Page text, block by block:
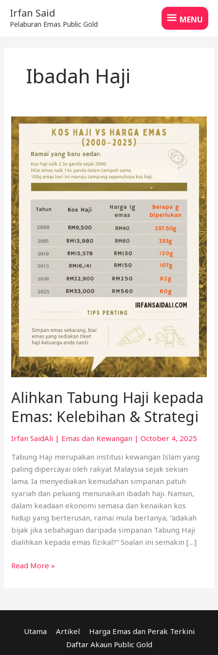
content
Irfan Said
Pelaburan Emas Public Gold
MENU
MENU
Ibadah Haji
Alihkan Tabung Haji kepada
Emas: Kelebihan & Strategi
Irfan SaidAli | Emas dan Kewangan |October 4, 2025
Tabung Haji merupakan institusi kewangan Islam yang
paling dipercayai oleh rakyat Malaysia sejak sekian
lama. Ia menyediakan kemudahan simpanan patuh
syariah dan peluang menunaikan ibadah haji. Namun,
dalam keadaan ekonomi semasa dan kenaikan kos
hidup yang berterusan, ramai mula bertanya, “adakah
bijak jika sebahagian daripada simpanan Tabung Haji
dialihkan kepada emas fizikal?” Soalan ini semakin […]
Alihkan
Tabung
Haji
kepada
Emas:
Kelebihan
&
Strategi
Read More »
Utama Artikel
Harga Emas dan Perak Terkini
Daftar Akaun Public Gold